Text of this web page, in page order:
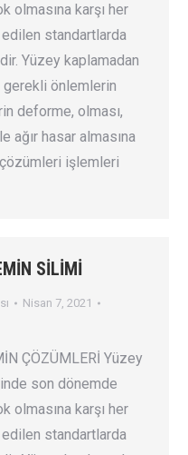
olmasına karşı her
standartlarda
Yüzey kaplamadan
gerekli önlemlerin
deforme, olması,
ağır hasar almasına
işlemleri
SİLİMİ
Nisan 7, 2021
ÇÖZÜMLERİ Yüzey
son dönemde
olmasına karşı her
standartlarda